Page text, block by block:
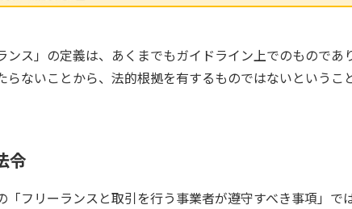
ンス」の定義は、あくまでもガイドライン上でのもので
らないことから、法的根拠を有するものではないというこ
令
「フリーランスと取引を行う事業者が遵守すべき事項」